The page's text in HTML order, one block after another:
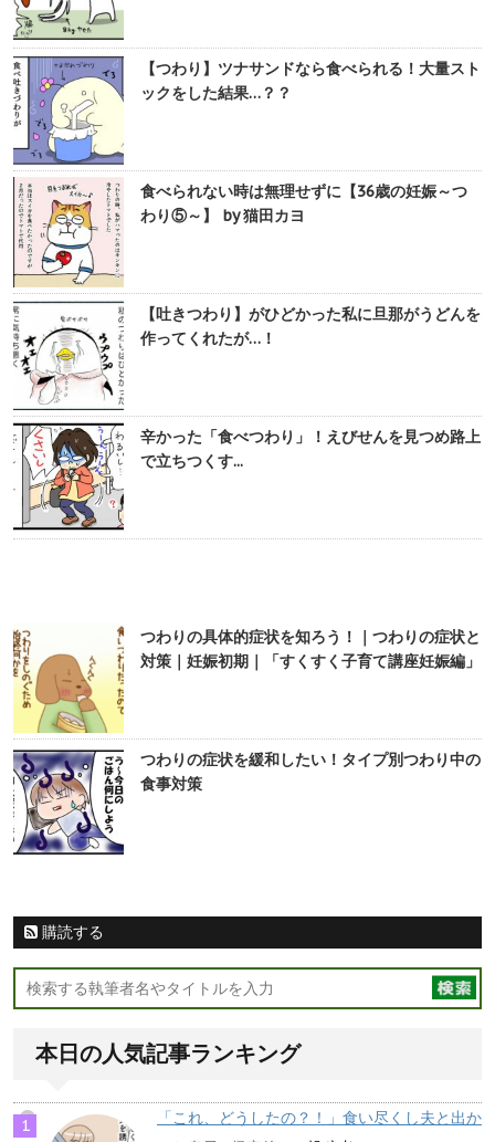
【つわり】ツナサンドなら食べられる！大量スト
ックをした結果…？？
食べられない時は無理せずに【36歳の妊娠～つ
わり⑤～】 by 猫田カヨ
【吐きつわり】がひどかった私に旦那がうどんを
作ってくれたが…！
辛かった「食べつわり」！えびせんを見つめ路上
で立ちつくす...
つわりの具体的症状を知ろう！｜つわりの症状と
対策｜妊娠初期｜「すくすく子育て講座妊娠編」
つわりの症状を緩和したい！タイプ別つわり中の
食事対策
購読する
本日の人気記事ランキング
「これ、どうしたの？！」食い尽くし夫と出か